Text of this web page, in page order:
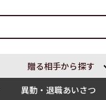
贈る相⼿から探す
異動・退職あいさつ